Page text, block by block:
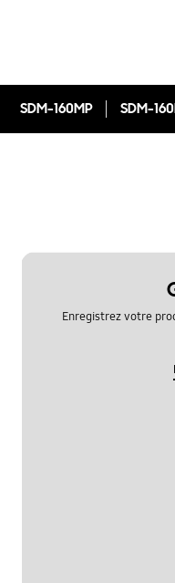
SDM-160MP SDM-
Enregistrez votre